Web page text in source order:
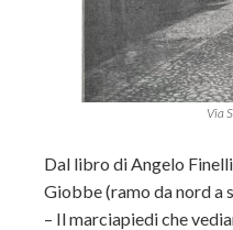
Via
Dal libro di Angelo Finelli
Giobbe (ramo da nord a
– Il marciapiedi che